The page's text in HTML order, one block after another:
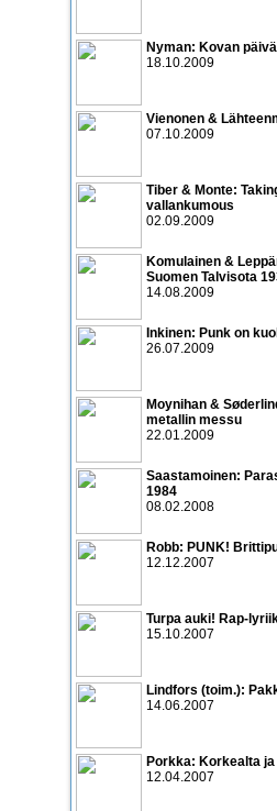
Nyman: Kovan
18.10.2009
Vienonen &
07.10.2009
Tiber & Monte:
vallankumous
02.09.2009
Komulainen &
Suomen Talvisota
14.08.2009
Inkinen: Punk on
26.07.2009
Moynihan &
metallin messu
22.01.2009
Saastamoinen:
1984
08.02.2008
Robb: PUNK!
12.12.2007
Turpa auki! Rap-
15.10.2007
Lindfors (toim.):
14.06.2007
Porkka: Korkealta
12.04.2007